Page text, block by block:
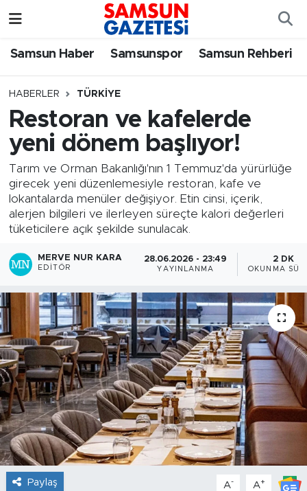
Samsun Haber Samsunspor Samsun Rehberi
HABERLER TÜRKIYE
Restoran ve kafelerde
yeni dönem başlıyor!
Tarım ve Orman Bakanlığı'nın 1 Temmuz'da yürürlüğe
girecek yeni düzenlemesiyle restoran, kafe ve
lokantalarda menüler değişiyor. Etin cinsi, içerik,
alerjen bilgileri ve ilerleyen süreçte kalori değerleri
tüketicilere açık şekilde sunulacak.
MERVE NUR KARA
EDITÖR
28.06.2026 - 23:49
YAYINLANMA
2 DK
OKUNMA
Paylaş A- A+
Samsun Haber
Samsunspor
Samsun Rehberi
Samsun Nöbetçi Eczaneler
Samsun Hava Durumu
SAMSUN Namaz Vakitleri
Samsun Trafik Yoğunluk Haritası
Süper Lig Puan Durumu ve Fikstür
Tüm Manşetler
Son Dakika Haberleri
Haber Arşivi